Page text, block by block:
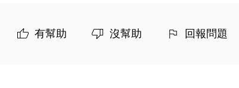
有幫助 沒幫助 回報問題